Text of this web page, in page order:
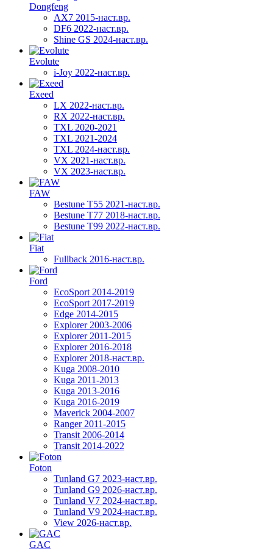
Dongfeng
AX7 2015-наст.вр.
DF6 2022-наст.вр.
Shine GS 2024-наст.вр.
Evolute
i-Joy 2022-наст.вр.
Exeed
LX 2022-наст.вр.
RX 2022-наст.вр.
TXL 2020-2021
TXL 2021-2024
TXL 2024-наст.вр.
VX 2021-наст.вр.
VX 2023-наст.вр.
FAW
Bestune T55 2021-наст.вр.
Bestune T77 2018-наст.вр.
Bestune T99 2022-наст.вр.
Fiat
Fullback 2016-наст.вр.
Ford
EcoSport 2014-2019
EcoSport 2017-2019
Edge 2014-2015
Explorer 2003-2006
Explorer 2011-2015
Explorer 2016-2018
Explorer 2018-наст.вр.
Kuga 2008-2010
Kuga 2011-2013
Kuga 2013-2016
Kuga 2016-2019
Maverick 2004-2007
Ranger 2011-2015
Transit 2006-2014
Transit 2014-2022
Foton
Tunland G7 2023-наст.вр.
Tunland G9 2026-наст.вр.
Tunland V7 2024-наст.вр.
Tunland V9 2024-наст.вр.
View 2026-наст.вр.
GAC